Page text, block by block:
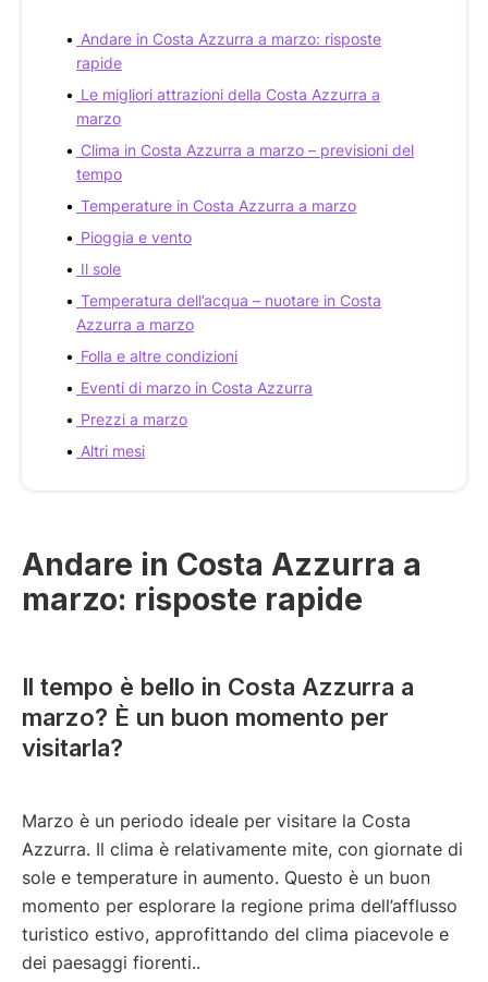
Andare in Costa Azzurra a marzo: risposte
rapide
Le migliori attrazioni della Costa Azzurra a
marzo
Clima in Costa Azzurra a marzo – previsioni del
tempo
Temperature in Costa Azzurra a marzo
Pioggia e vento
Il sole
Temperatura dell’acqua – nuotare in Costa
Azzurra a marzo
Folla e altre condizioni
Eventi di marzo in Costa Azzurra
Prezzi a marzo
Altri mesi
Andare in Costa Azzurra a
marzo: risposte rapide
Il tempo è bello in Costa Azzurra a
marzo? È un buon momento per
visitarla?
Marzo è un periodo ideale per visitare la Costa
Azzurra. Il clima è relativamente mite, con giornate di
sole e temperature in aumento. Questo è un buon
momento per esplorare la regione prima dell’afflusso
turistico estivo, approfittando del clima piacevole e
dei paesaggi fiorenti..